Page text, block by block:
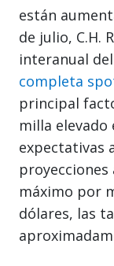
están
de julio, C.H.
interanual del
completa
principal
milla elevado
expectativas
máximo por
dólares, las